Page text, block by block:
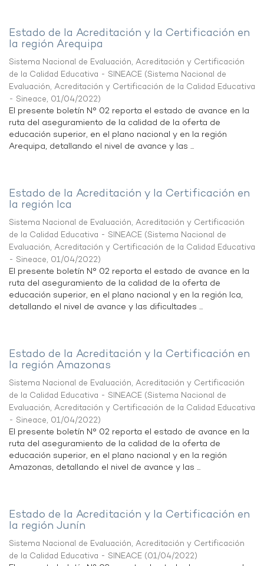
Estado de la Acreditación y la Certificación en
la región Arequipa
Sistema Nacional de Evaluación, Acreditación y Certificación
de la Calidad Educativa - SINEACE (Sistema Nacional de
Evaluación, Acreditación y Certificación de la Calidad Educativa
- Sineace, 01/04/2022)
El presente boletín N° 02 reporta el estado de avance en la
ruta del aseguramiento de la calidad de la oferta de
educación superior, en el plano nacional y en la región
Arequipa, detallando el nivel de avance y las ...
Estado de la Acreditación y la Certificación en
la región Ica
Sistema Nacional de Evaluación, Acreditación y Certificación
de la Calidad Educativa - SINEACE (Sistema Nacional de
Evaluación, Acreditación y Certificación de la Calidad Educativa
- Sineace, 01/04/2022)
El presente boletín N° 02 reporta el estado de avance en la
ruta del aseguramiento de la calidad de la oferta de
educación superior, en el plano nacional y en la región Ica,
detallando el nivel de avance y las dificultades ...
Estado de la Acreditación y la Certificación en
la región Amazonas
Sistema Nacional de Evaluación, Acreditación y Certificación
de la Calidad Educativa - SINEACE (Sistema Nacional de
Evaluación, Acreditación y Certificación de la Calidad Educativa
- Sineace, 01/04/2022)
El presente boletín N° 02 reporta el estado de avance en la
ruta del aseguramiento de la calidad de la oferta de
educación superior, en el plano nacional y en la región
Amazonas, detallando el nivel de avance y las ...
Estado de la Acreditación y la Certificación en
la región Junín
Sistema Nacional de Evaluación, Acreditación y Certificación
de la Calidad Educativa - SINEACE (01/04/2022)